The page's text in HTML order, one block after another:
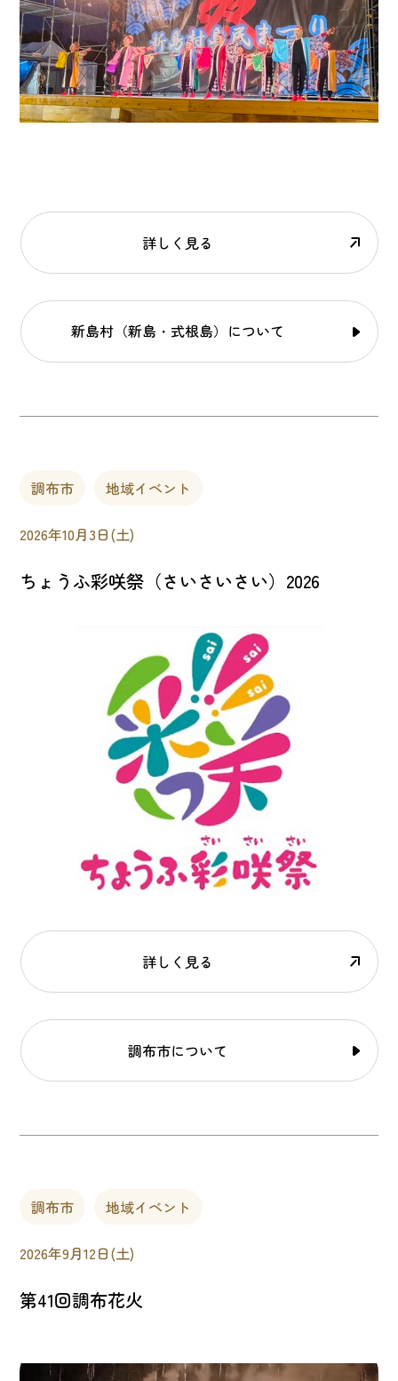
詳しく見る
新島村（新島・式根島）について
調布市 地域イベント
2026年10月3日(土)
ちょうふ彩咲祭（さいさいさい）2026
詳しく見る
調布市について
調布市 地域イベント
2026年9月12日(土)
第41回調布花火